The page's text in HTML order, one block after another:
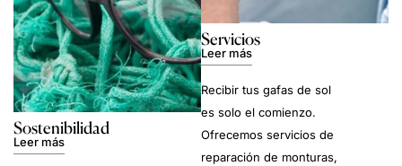
Sostenibilidad
Leer más
Servicios
Leer más
Recibir tus gafas de sol
es solo el comienzo.
Ofrecemos servicios de
reparación de monturas,